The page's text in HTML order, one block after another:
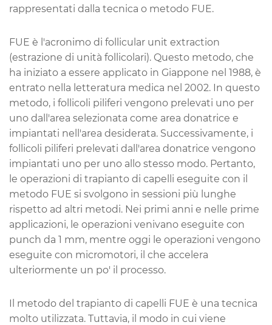
rappresentati dalla tecnica o metodo FUE.
FUE è l'acronimo di follicular unit extraction
(estrazione di unità follicolari). Questo metodo, che
ha iniziato a essere applicato in Giappone nel 1988, è
entrato nella letteratura medica nel 2002. In questo
metodo, i follicoli piliferi vengono prelevati uno per
uno dall'area selezionata come area donatrice e
impiantati nell'area desiderata. Successivamente, i
follicoli piliferi prelevati dall'area donatrice vengono
impiantati uno per uno allo stesso modo. Pertanto,
le operazioni di trapianto di capelli eseguite con il
metodo FUE si svolgono in sessioni più lunghe
rispetto ad altri metodi. Nei primi anni e nelle prime
applicazioni, le operazioni venivano eseguite con
punch da 1 mm, mentre oggi le operazioni vengono
eseguite con micromotori, il che accelera
ulteriormente un po' il processo.
Il metodo del trapianto di capelli FUE è una tecnica
molto utilizzata. Tuttavia, il modo in cui viene